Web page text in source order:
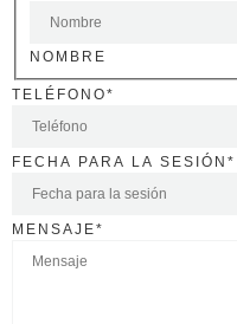
NOMBRE
TELÉFONO*
FECHA PARA LA SESIÓN *
MENSAJE*